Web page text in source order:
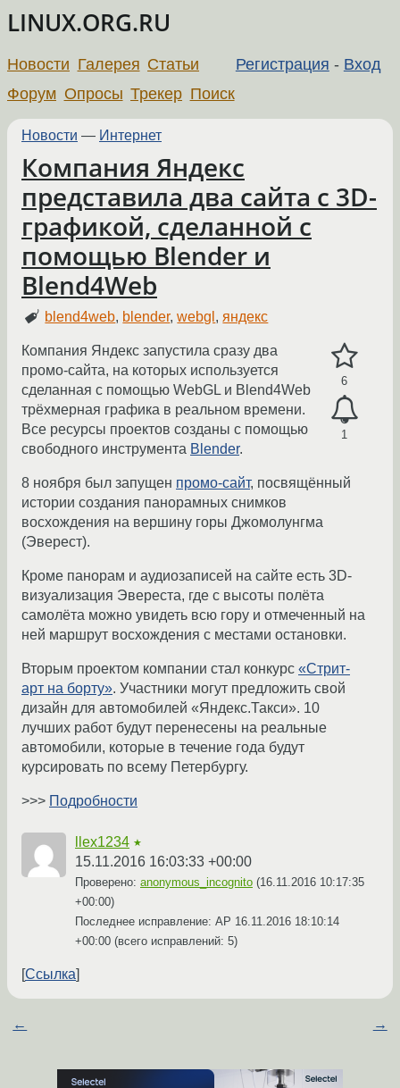
LINUX.ORG.RU
Регистрация - Вход
Новости Галерея Статьи
Форум Опросы Трекер Поиск
Новости — Интернет
Компания Яндекс
представила два сайта c 3D-
графикой, сделанной с
помощью Blender и
Blend4Web
blend4web, blender,webgl ,яндекс
6
1
Компания Яндекс запустила сразу два
промо-сайта, на которых используется
сделанная с помощью WebGL и Blend4Web
трёхмерная графика в реальном времени.
Все ресурсы проектов созданы с помощью
свободного инструмента Blender.
8 ноября был запущен промо-сайт, посвящённый
истории создания панорамных снимков
восхождения на вершину горы Джомолунгма
(Эверест).
Кроме панорам и аудиозаписей на сайте есть 3D-
визуализация Эвереста, где с высоты полёта
самолёта можно увидеть всю гору и отмеченный на
ней маршрут восхождения с местами остановки.
Вторым проектом компании стал конкурс «Стрит-
арт на борту». Участники могут предложить свой
дизайн для автомобилей «Яндекс.Такси». 10
лучших работ будут перенесены на реальные
автомобили, которые в течение года будут
курсировать по всему Петербургу.
>>> Подробности
llex1234 ★
15.11.2016 16:03:33 +00:00
Проверено: anonymous_incognito (16.11.2016 10:17:35
+00:00)
Последнее исправление: AP 16.11.2016 18:10:14
+00:00 (всего исправлений: 5)
Ссылка
← →